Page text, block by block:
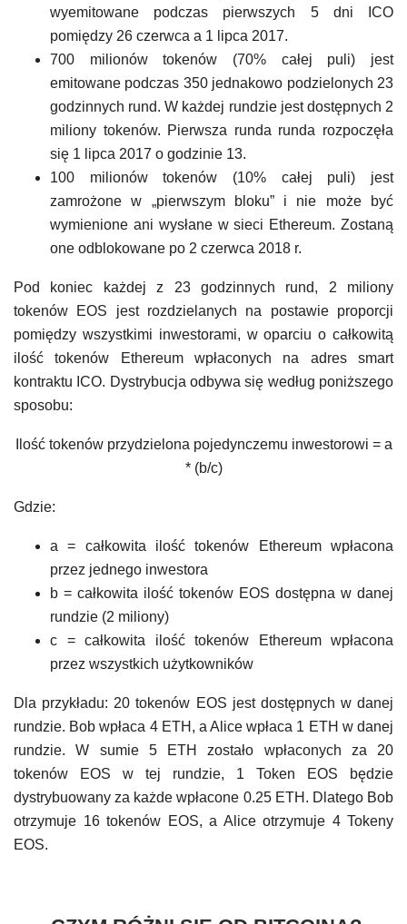
wyemitowane podczas pierwszych 5 dni ICO
pomiędzy 26 czerwca a 1 lipca 2017.
700 milionów tokenów (70% całej puli) jest
emitowane podczas 350 jednakowo podzielonych 23
godzinnych rund. W każdej rundzie jest dostępnych 2
miliony tokenów. Pierwsza runda runda rozpoczęła
się 1 lipca 2017 o godzinie 13.
100 milionów tokenów (10% całej puli) jest
zamrożone w „pierwszym bloku” i nie może być
wymienione ani wysłane w sieci Ethereum. Zostaną
one odblokowane po 2 czerwca 2018 r.
Pod koniec każdej z 23 godzinnych rund, 2 miliony
tokenów EOS jest rozdzielanych na postawie proporcji
pomiędzy wszystkimi inwestorami, w oparciu o całkowitą
ilość tokenów Ethereum wpłaconych na adres smart
kontraktu ICO. Dystrybucja odbywa się według poniższego
sposobu:
Ilość tokenów przydzielona pojedynczemu inwestorowi = a
* (b/c)
Gdzie:
a = całkowita ilość tokenów Ethereum wpłacona
przez jednego inwestora
b = całkowita ilość tokenów EOS dostępna w danej
rundzie (2 miliony)
c = całkowita ilość tokenów Ethereum wpłacona
przez wszystkich użytkowników
Dla przykładu: 20 tokenów EOS jest dostępnych w danej
rundzie. Bob wpłaca 4 ETH, a Alice wpłaca 1 ETH w danej
rundzie. W sumie 5 ETH zostało wpłaconych za 20
tokenów EOS w tej rundzie, 1 Token EOS będzie
dystrybuowany za każde wpłacone 0.25 ETH. Dlatego Bob
otrzymuje 16 tokenów EOS, a Alice otrzymuje 4 Tokeny
EOS.